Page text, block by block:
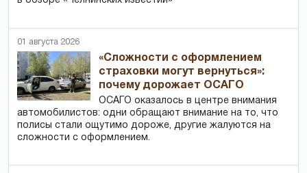
01 августа 2026
«Сложности с оформлением
страховки могут вернуться»:
почему дорожает ОСАГО
ОСАГО оказалось в центре внимания
автомобилистов: одни обращают внимание на то, что
полисы стали ощутимо дороже, другие жалуются на
сложности с оформлением.